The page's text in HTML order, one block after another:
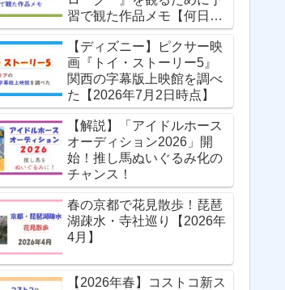
習で観た作品メモ【何日掛
かったか】
【ディズニー】ピクサー映
画『トイ・ストーリー5』
関西の字幕版上映館を調べ
た【2026年7月2日時点】
【解説】「アイドルホース
オーディション2026」開
始！推し馬ぬいぐるみ化の
チャンス！
春の京都で花見散歩！琵琶
湖疎水・寺社巡り【2026年
4月】
【2026年春】コストコ新ス